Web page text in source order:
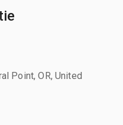
Point, OR, United